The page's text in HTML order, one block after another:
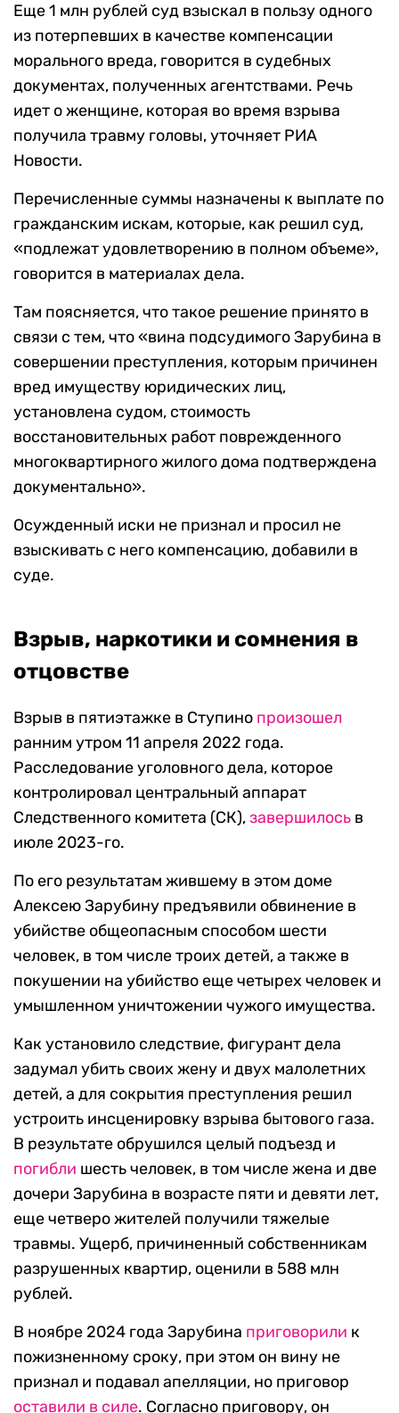
Еще 1 млн рублей суд взыскал в пользу одного
из потерпевших в качестве компенсации
морального вреда, говорится в судебных
документах, полученных агентствами. Речь
идет о женщине, которая во время взрыва
получила травму головы, уточняет РИА
Новости.
Перечисленные суммы назначены к выплате по
гражданским искам, которые, как решил суд,
«подлежат удовлетворению в полном объеме»,
говорится в материалах дела.
Там поясняется, что такое решение принято в
связи с тем, что «вина подсудимого Зарубина в
совершении преступления, которым причинен
вред имуществу юридических лиц,
установлена судом, стоимость
восстановительных работ поврежденного
многоквартирного жилого дома подтверждена
документально».
Осужденный иски не признал и просил не
взыскивать с него компенсацию, добавили в
суде.
Взрыв, наркотики и сомнения в
отцовстве
Взрыв в пятиэтажке в Ступино произошел
ранним утром 11 апреля 2022 года.
Расследование уголовного дела, которое
контролировал центральный аппарат
Следственного комитета (СК),завершилось в
июле 2023-го.
По его результатам жившему в этом доме
Алексею Зарубину предъявили обвинение в
убийстве общеопасным способом шести
человек, в том числе троих детей, а также в
покушении на убийство еще четырех человек и
умышленном уничтожении чужого имущества.
Как установило следствие, фигурант дела
задумал убить своих жену и двух малолетних
детей, а для сокрытия преступления решил
устроить инсценировку взрыва бытового газа.
В результате обрушился целый подъезд и
погибли шесть человек, в том числе жена и две
дочери Зарубина в возрасте пяти и девяти лет,
еще четверо жителей получили тяжелые
травмы. Ущерб, причиненный собственникам
разрушенных квартир, оценили в 588 млн
рублей.
В ноябре 2024 года Зарубина приговорили к
пожизненному сроку, при этом он вину не
признал и подавал апелляции, но приговор
оставили в силе. Согласно приговору, он